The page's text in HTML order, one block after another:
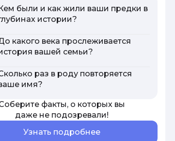
были и как жили ваши предки в
истории?
какого века прослеживается
вашей семьи?
раз в роду повторяется
имя?
факты, о которых вы
даже не подозревали!
Узнать подробнее